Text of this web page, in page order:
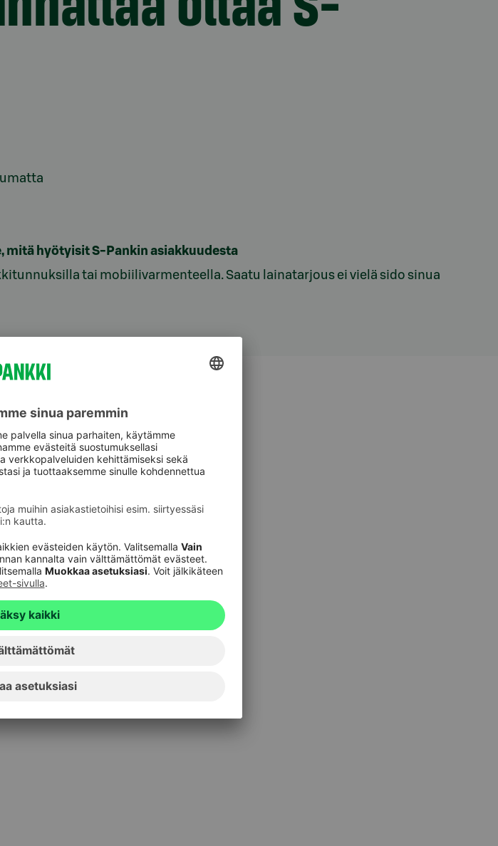
mitä hyötyisit S-Pankin asiakkuudesta
tai mobiilivarmenteella. Saatu lainatarjous ei vielä sido sinua
soittaessasi aina